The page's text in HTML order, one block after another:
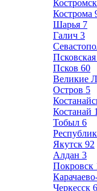
Кострома
Шарья 7
Галич 3
Псков 60
Великие
Остров 5
Костанай
Тобыл 6
Якутск 92
Алдан 3
Покровск
Черкесск